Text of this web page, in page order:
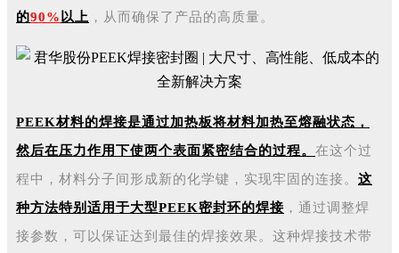
的90% 以上 ，从而确保了产品的高质量。
PEEK材料的焊接是通过加热板将材料加热至熔融状态，
然后在压力作用下使两个表面紧密结合的过程。 在这个过
程中，材料分子间形成新的化学键，实现牢固的连接。 这
种方法特别适用于大型PEEK密封环的焊接 ，通过调整焊
接参数，可以保证达到最佳的焊接效果。这种焊接技术带